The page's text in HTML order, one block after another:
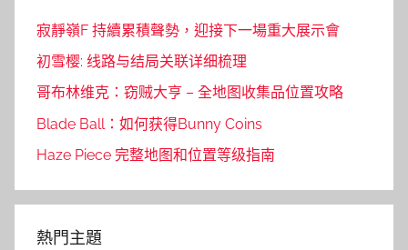
寂靜嶺F 持續累積聲勢，迎接下一場重大展示會
初雪樱: 线路与结局关联详细梳理
哥布林维克：窃贼大亨 – 全地图收集品位置攻略
Blade Ball：如何获得Bunny Coins
Haze Piece 完整地图和位置等级指南
熱門主題